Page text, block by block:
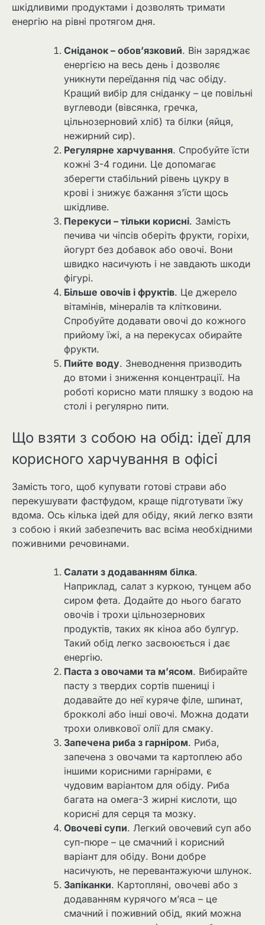
шкідливими продуктами і дозволять тримати
енергію на рівні протягом дня.
Сніданок – обов’язковий. Він заряджає
енергією на весь день і дозволяє
уникнути переїдання під час обіду.
Кращий вибір для сніданку – це повільні
вуглеводи (вівсянка, гречка,
цільнозерновий хліб) та білки (яйця,
нежирний сир).
Регулярне харчування. Спробуйте їсти
кожні 3-4 години. Це допомагає
зберегти стабільний рівень цукру в
крові і знижує бажання з’їсти щось
шкідливе.
Перекуси – тільки корисні. Замість
печива чи чіпсів оберіть фрукти, горіхи,
йогурт без добавок або овочі. Вони
швидко насичують і не завдають шкоди
фігурі.
Більше овочів і фруктів. Це джерело
вітамінів, мінералів та клітковини.
Спробуйте додавати овочі до кожного
прийому їжі, а на перекусах обирайте
фрукти.
Пийте воду. Зневоднення призводить
до втоми і зниження концентрації. На
роботі корисно мати пляшку з водою на
столі і регулярно пити.
Що взяти з собою на обід: ідеї для
корисного харчування в офісі
Замість того, щоб купувати готові страви або
перекушувати фастфудом, краще підготувати їжу
вдома. Ось кілька ідей для обіду, який легко взяти
з собою і який забезпечить вас всіма необхідними
поживними речовинами.
Салати з додаванням білка.
Наприклад, салат з куркою, тунцем або
сиром фета. Додайте до нього багато
овочів і трохи цільнозернових
продуктів, таких як кіноа або булгур.
Такий обід легко засвоюється і дає
енергію.
Паста з овочами та м’ясом. Вибирайте
пасту з твердих сортів пшениці і
додавайте до неї куряче філе, шпинат,
брокколі або інші овочі. Можна додати
трохи оливкової олії для смаку.
Запечена риба з гарніром. Риба,
запечена з овочами та картоплею або
іншими корисними гарнірами, є
чудовим варіантом для обіду. Риба
багата на омега-3 жирні кислоти, що
корисні для серця та мозку.
Овочеві супи. Легкий овочевий суп або
суп-пюре – це смачний і корисний
варіант для обіду. Вони добре
насичують, не перевантажуючи шлунок.
Запіканки. Картопляні, овочеві або з
додаванням курячого м’яса – це
смачний і поживний обід, який можна